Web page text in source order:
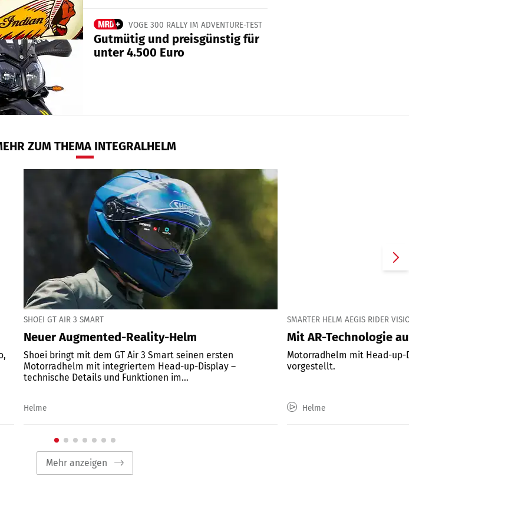
VOGE 300 RALLY IM ADVENTURE-TEST
Gutmütig und preisgünstig für
unter 4.500 Euro
ZUM THEMA INTEGRALHELM
SHOEI GT AIR 3 SMART
Neuer Augmented-Reality-Helm
Shoei bringt mit dem GT Air 3 Smart seinen ersten
Motorradhelm mit integriertem Head-up-Display –
technische Details und Funktionen im...
Helme
SMARTER HELM AEGIS RIDER VISION
Mit AR-Technologie aus der Luftfahrt
Motorradhelm mit Head-up-Display und µOLED-
vorgestellt.
Helme
Mehr anzeigen